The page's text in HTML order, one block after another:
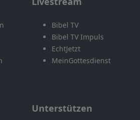
Bibel TV
Bibel TV Impuls
EchtJetzt
MeinGottesdienst
Unterstützen